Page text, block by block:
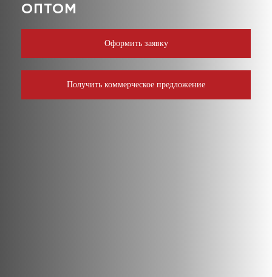
ОПТОМ
Оформить заявку
Получить коммерческое предложение